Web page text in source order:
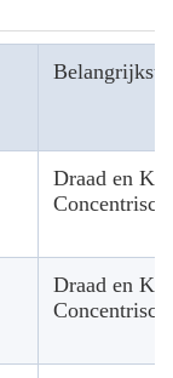
Draad en
Draad en